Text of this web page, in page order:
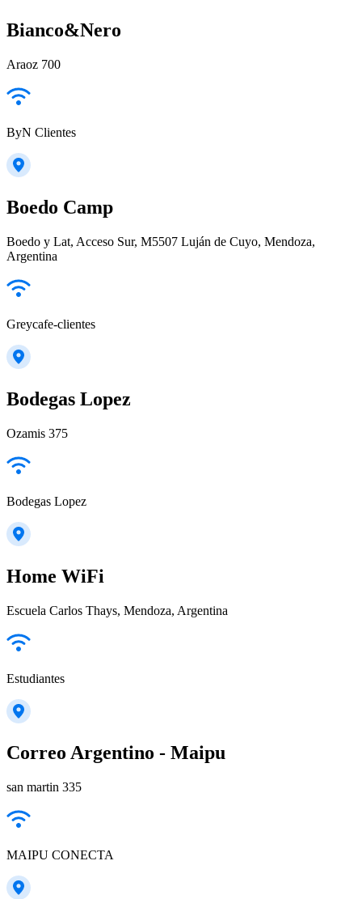
Bianco&Nero
Araoz 700
ByN Clientes
Boedo Camp
Boedo y Lat, Acceso Sur, M5507 Luján de Cuyo, Mendoza,
Argentina
Greycafe-clientes
Bodegas Lopez
Ozamis 375
Bodegas Lopez
Home WiFi
Escuela Carlos Thays, Mendoza, Argentina
Estudiantes
Correo Argentino - Maipu
san martin 335
MAIPU CONECTA